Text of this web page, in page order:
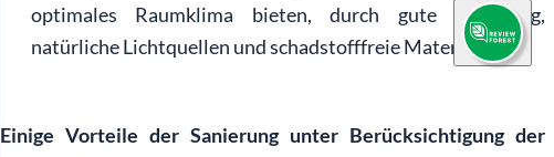
optimales Raumklima bieten, durch gute Belüftung,
natürliche Lichtquellen und schadstofffreie Materialien.
Einige Vorteile der Sanierung unter Berücksichtigung der